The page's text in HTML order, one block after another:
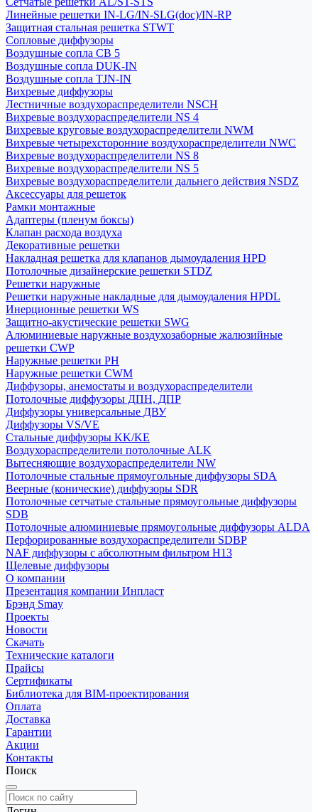
Линейные решетки IN-LG/IN-SLG(doc)/IN-RP
Защитная стальная решетка STWT
Сопловые диффузоры
Воздушные сопла СВ 5
Воздушные сопла DUK-IN
Воздушные сопла TJN-IN
Вихревые диффузоры
Лестничные воздухораспределители NSCH
Вихревые воздухораспределители NS 4
Вихревые круговые воздухораспределители NWM
Вихревые четырехсторонние воздухораспределители NWC
Вихревые воздухораспределители NS 8
Вихревые воздухораспределители NS 5
Вихревые воздухораспределители дальнего действия NSDZ
Аксессуары для решеток
Рамки монтажные
Адаптеры (пленум боксы)
Клапан расхода воздуха
Декоративные решетки
Накладная решетка для клапанов дымоудаления HPD
Потолочные дизайнерские решетки STDZ
Решетки наружные
Решетки наружные накладные для дымоудаления HPDL
Инерционные решетки WS
Защитно-акустические решетки SWG
Алюминиевые наружные воздухозаборные жалюзийные
решетки CWP
Наружные решетки РН
Наружные решетки CWM
Диффузоры, анемостаты и воздухораспределители
Потолочные диффузоры ДПН, ДПР
Диффузоры универсальные ДВУ
Диффузоры VS/VE
Стальные диффузоры KK/KE
Воздухораспределители потолочные ALK
Вытесняющие воздухораспределители NW
Потолочные стальные прямоугольные диффузоры SDA
Веерные (конические) диффузоры SDR
Потолочные сетчатые стальные прямоугольные диффузоры
SDB
Потолочные алюминиевые прямоугольные диффузоры ALDA
Перфорированные воздухораспределители SDBP
NAF диффузоры с абсолютным фильтром Н13
Щелевые диффузоры
О компании
Презентация компании Инпласт
Брэнд Smay
Проекты
Новости
Скачать
Технические каталоги
Прайсы
Сертификаты
Библиотека для BIM-проектирования
Оплата
Доставка
Гарантии
Акции
Контакты
Поиск